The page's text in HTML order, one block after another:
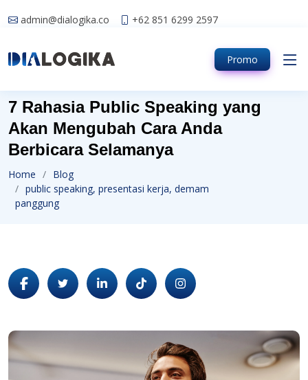
admin@dialogika.co +62 851 6299 2597
Promo
7 Rahasia Public Speaking yang
Akan Mengubah Cara Anda
Berbicara Selamanya
Home
Blog
public speaking, presentasi kerja, demam
panggung